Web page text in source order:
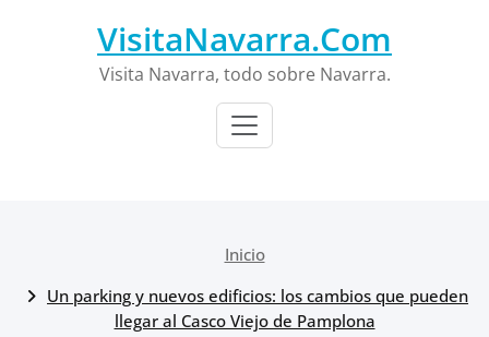
VisitaNavarra.Com
Visita Navarra, todo sobre Navarra.
Inicio
Un parking y nuevos edificios: los cambios que pueden
llegar al Casco Viejo de Pamplona